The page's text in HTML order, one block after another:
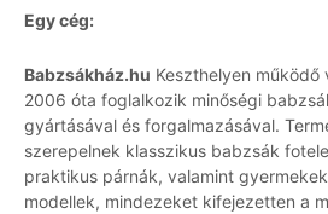
Egy cég:
Babzsákház.hu Keszthelyen működő
2006 óta foglalkozik minőségi
gyártásával és forgalmazásával.
szerepelnek klasszikus babzsák
praktikus párnák, valamint
modellek, mindezeket kifejezetten a